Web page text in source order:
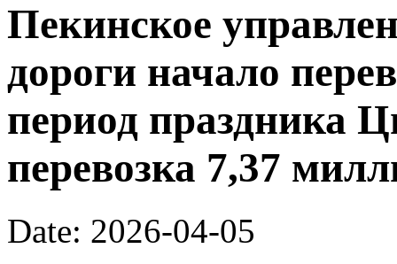
Пекинское
дороги начало
период праздника
перевозка 7,37
Date: 2026-04-05